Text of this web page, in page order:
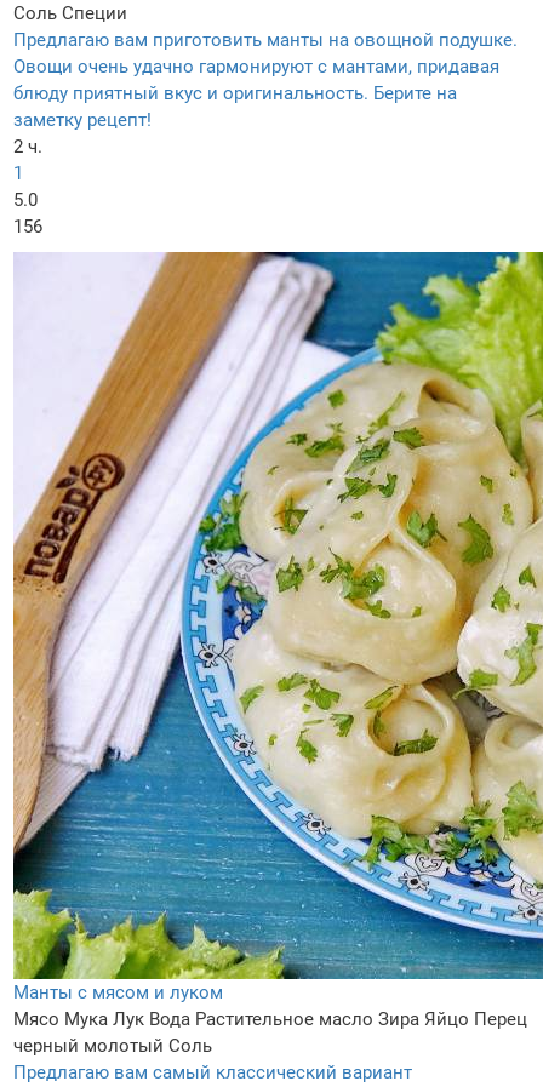
Соль Специи
Предлагаю вам приготовить манты на овощной подушке.
Овощи очень удачно гармонируют с мантами, придавая
блюду приятный вкус и оригинальность. Берите на
заметку рецепт!
2 ч.
1
5.0
156
Манты с мясом и луком
Мясо Мука Лук Вода Растительное масло Зира Яйцо Перец
черный молотый Соль
Предлагаю вам самый классический вариант